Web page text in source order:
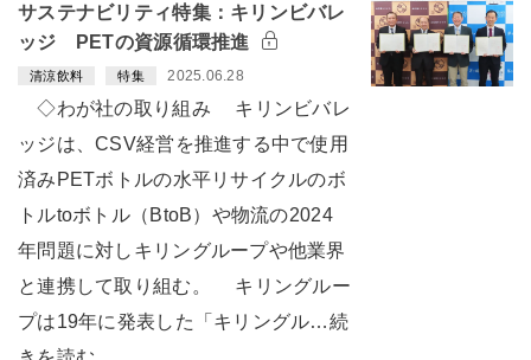
サステナビリティ特集：キリンビバレ
ッジ PETの資源循環推進
清涼飲料 特集 2025.06.28
◇わが社の取り組み キリンビバレ
ッジは、CSV経営を推進する中で使用
済みPETボトルの水平リサイクルのボ
トルtoボトル（BtoB）や物流の2024
年問題に対しキリングループや他業界
と連携して取り組む。 キリングルー
プは19年に発表した「キリングル…続